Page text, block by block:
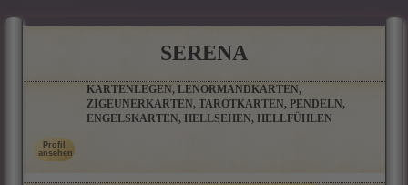
SERENA
KARTENLEGEN, LENORMANDKARTEN,
ZIGEUNERKARTEN, TAROTKARTEN, PENDELN,
ENGELSKARTEN, HELLSEHEN, HELLFÜHLEN